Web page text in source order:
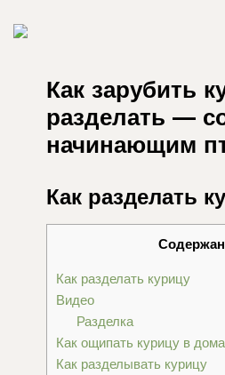
Как зарубить
разделать —
начинающим
Как разделать
Как разделать курицу
Видео
Разделка
Как ощипать курицу в
Как разделывать курицу